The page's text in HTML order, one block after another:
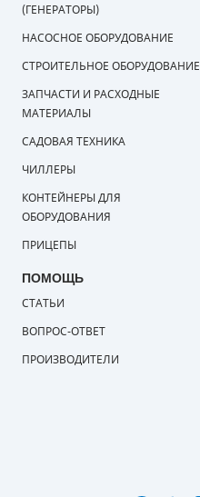
(ГЕНЕРАТОРЫ)
НАСОСНОЕ ОБОРУДОВАНИЕ
СТРОИТЕЛЬНОЕ ОБОРУДОВАНИЕ
ЗАПЧАСТИ И РАСХОДНЫЕ
МАТЕРИАЛЫ
САДОВАЯ ТЕХНИКА
ЧИЛЛЕРЫ
КОНТЕЙНЕРЫ ДЛЯ
ОБОРУДОВАНИЯ
ПРИЦЕПЫ
ПОМОЩЬ
СТАТЬИ
ВОПРОС-ОТВЕТ
ПРОИЗВОДИТЕЛИ